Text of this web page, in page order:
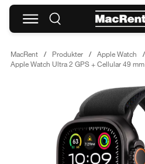
MacRent Produkter Apple Watch
Apple Watch Ultra 2 GPS + Cellular 49 mm